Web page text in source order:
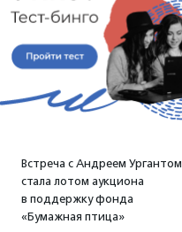
Встреча с Андреем Ургантом
стала лотом аукциона
в поддержку фонда
«Бумажная птица»